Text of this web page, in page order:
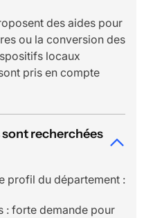
des aides pour
ou la conversion des
locaux
pris en compte
recherchées
profil du département :
: forte demande pour